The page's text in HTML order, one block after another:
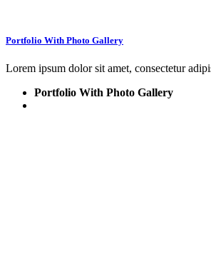
Portfolio With Photo Gallery
Lorem ipsum dolor sit amet, consectetur
Portfolio With Photo Gallery